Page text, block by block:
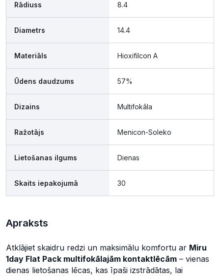
Rādiuss 8.4
Diametrs 14.4
Materiāls Hioxifilcon A
Ūdens daudzums 57%
Dizains Multifokāla
Ražotājs Menicon-Soleko
Lietošanas ilgums Dienas
Skaits iepakojumā 30
Apraksts
Atklājiet skaidru redzi un maksimālu komfortu ar Miru
1day Flat Pack multifokālajām kontaktlēcām – vienas
dienas lietošanas lēcas, kas īpaši izstrādātas, lai